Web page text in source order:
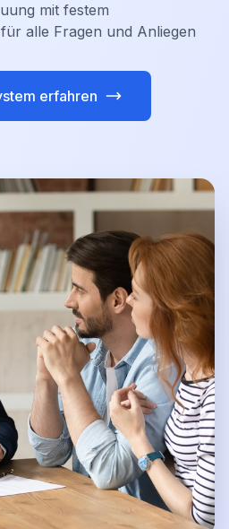
mit festem
alle Fragen und Anliegen
erfahren